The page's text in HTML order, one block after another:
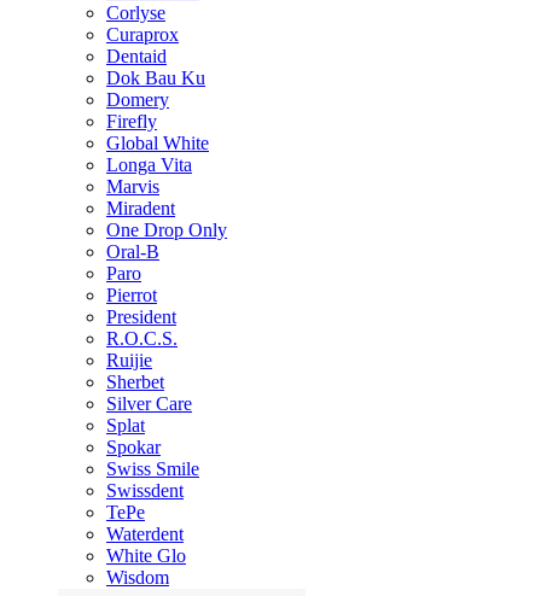
Corlyse
Curaprox
Dentaid
Dok Bau Ku
Domery
Firefly
Global White
Longa Vita
Marvis
Miradent
One Drop Only
Oral-B
Paro
Pierrot
President
R.O.C.S.
Ruijie
Sherbet
Silver Care
Splat
Spokar
Swiss Smile
Swissdent
TePe
Waterdent
White Glo
Wisdom